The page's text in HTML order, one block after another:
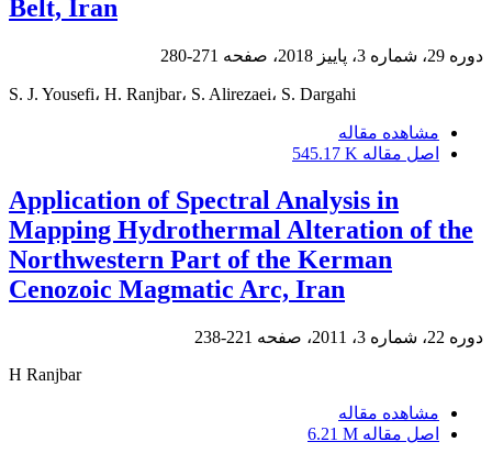
Belt, Iran
دوره 29، شماره 3، پاییز 2018، صفحه 271-280
S. J. Yousefi، H. Ranjbar، S. Alirezaei، S. Dargahi
مشاهده مقاله
اصل مقاله 545.17 K
Application of Spectral Analysis in
Mapping Hydrothermal Alteration of the
Northwestern Part of the Kerman
Cenozoic Magmatic Arc, Iran
دوره 22، شماره 3، 2011، صفحه
221-238
H Ranjbar
مشاهده مقاله
اصل مقاله 6.21 M